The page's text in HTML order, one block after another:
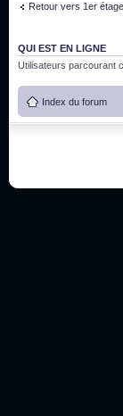
Retour vers 1er
QUI EST EN LIGNE
Utilisateurs parcourant
Index du forum